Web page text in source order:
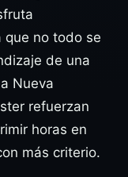
que no todo se
de una
Nueva
refuerzan
horas en
más criterio.